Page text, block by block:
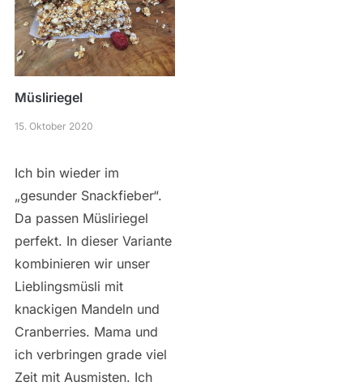
Müsliriegel
15. Oktober 2020
Ich bin wieder im
„gesunder Snackfieber“.
Da passen Müsliriegel
perfekt. In dieser Variante
kombinieren wir unser
Lieblingsmüsli mit
knackigen Mandeln und
Cranberries. Mama und
ich verbringen grade viel
Zeit mit Ausmisten. Ich